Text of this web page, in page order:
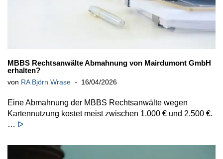
MBBS Rechtsanwälte Abmahnung von Mairdumont GmbH
erhalten?
von RA Björn Wrase 16/04/2026
Eine Abmahnung der MBBS Rechtsanwälte wegen
Kartennutzung kostet meist zwischen 1.000 € und 2.500 €.
… ᐅ